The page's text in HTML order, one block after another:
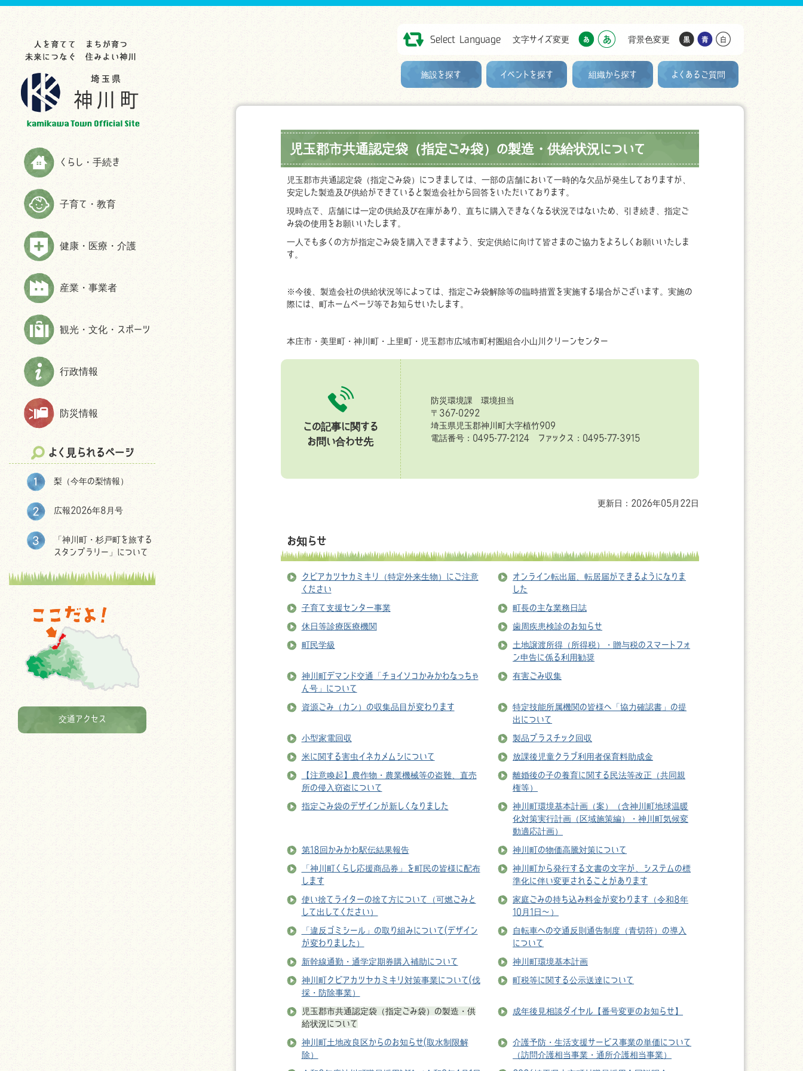
くらし・手続き
し・手続き
請書ダウンロード
成制度一覧
民年金
民健康保険
み・環境
ット・動物
まい・建築
下水道
活保護
住をお考えの皆様へ
婚・妊娠・共育ての相談機会
供・支援プログラム補助金
子育て・教育
て・教育
育委員会
涯学習
娠・出産
設情報
健康・医療・介護
・医療・介護
（健）診・人間ドック等助成・
防接種
康づくり・相談
齢者福祉
がい者福祉
くある質問(福祉・高齢者・介護
ついて)
んじょうネット～医療・介護・障
・地域資源情報管理システム～
産業・事業者
・事業者
札・契約
林商工業
用・労働
観光・文化・スポーツ
・文化・スポーツ
光スポット
ポーツ
行政情報
の紹介
策・計画
みかわまちづくり通信
ちづくり提案箱
ちづくり懇話会
スコットキャラクター
るさと納税
報公開
政状況等
通アクセス
援申請
防災情報
ザードマップ
報伝達手段
防災速報アプリ
災放送が聞きづらい世帯へは戸
受信機を配布しています
よく見られるページ
梨（今年の梨情報）
広報2026年8月号
「神川町・杉戸町を旅する
スタンプラリー」について
交通アクセス
Select Language 文字サイズ変更 背景色変更
施設を探す イベントを探す 組織から探す よくあるご質問
児玉郡市共通認定袋（指定ごみ袋）の製造・供給状況について
児玉郡市共通認定袋（指定ごみ袋）につきましては、一部の店舗において一時的な欠品が発生しておりますが、
安定した製造及び供給ができていると製造会社から回答をいただいております。
現時点で、店舗には一定の供給及び在庫があり、直ちに購入できなくなる状況ではないため、引き続き、指定ご
み袋の使用をお願いいたします。
一人でも多くの方が指定ごみ袋を購入できますよう、安定供給に向けて皆さまのご協力をよろしくお願いいたしま
す。
※今後、製造会社の供給状況等によっては、指定ごみ袋解除等の臨時措置を実施する場合がございます。実施の
際には、町ホームページ等でお知らせいたします。
本庄市・美里町・神川町・上里町・児玉郡市広域市町村圏組合小山川クリーンセンター
この記事に関する
お問い合わせ先
防災環境課 環境担当
〒367-0292
埼玉県児玉郡神川町大字植竹909
電話番号：0495-77-2124 ファックス：0495-77-3915
更新日：2026年05月22日
お知らせ
クビアカツヤカミキリ（特定外来生物）にご注意
ください
オンライン転出届、転居届ができるようになりま
した
子育て支援センター事業 町長の主な業務日誌
休日等診療医療機関 歯周疾患検診のお知らせ
町民学級
土地譲渡所得（所得税）・贈与税のスマートフォ
ン申告に係る利用勧奨
神川町デマンド交通「チョイソコかみかわなっちゃ
ん号」について
有害ごみ収集
資源ごみ（カン）の収集品目が変わります
特定技能所属機関の皆様へ「協力確認書」の提
出について
小型家電回収 製品プラスチック回収
米に関する害虫イネカメムシについて 放課後児童クラブ利用者保育料助成金
【注意喚起】農作物・農業機械等の盗難、直売
所の侵入窃盗について
離婚後の子の養育に関する民法等改正（共同親
権等）
指定ごみ袋のデザインが新しくなりました
神川町環境基本計画（案）（含神川町地球温暖
化対策実行計画（区域施策編）・神川町気候変
動適応計画）
第18回かみかわ駅伝結果報告 神川町の物価高騰対策について
「神川町くらし応援商品券」を町民の皆様に配布
します
神川町から発行する文書の文字が、システムの標
準化に伴い変更されることがあります
使い捨てライターの捨て方について（可燃ごみと
して出してください）
家庭ごみの持ち込み料金が変わります（令和8年
10月1日〜）
「違反ゴミシール」の取り組みについて(デザイン
が変わりました）
自転車への交通反則通告制度（青切符）の導入
について
新幹線通勤・通学定期券購入補助について 神川町環境基本計画
神川町クビアカツヤカミキリ対策事業について(伐
採・防除事業）
町税等に関する公示送達について
児玉郡市共通認定袋（指定ごみ袋）の製造・供
給状況について
成年後見相談ダイヤル【番号変更のお知らせ】
神川町土地改良区からのお知らせ(取水制限解
除）
介護予防・生活支援サービス事業の単価について
（訪問介護相当事業・通所介護相当事業）